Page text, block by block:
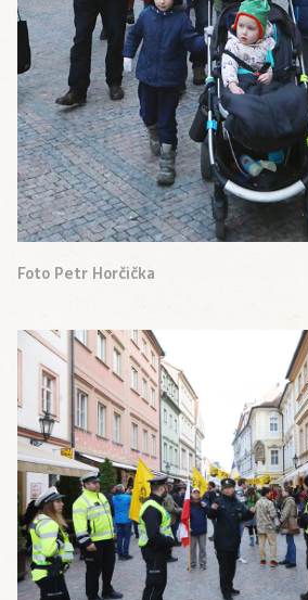
Foto Petr Horčička